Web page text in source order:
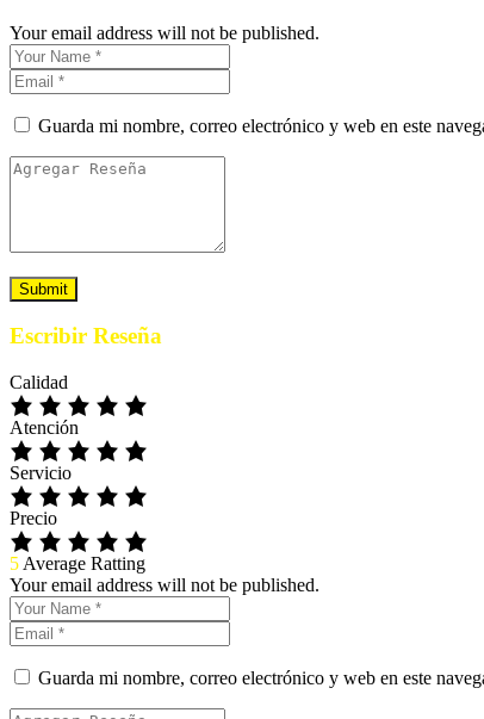
Your email address will not be published.
Guarda mi nombre, correo electrónico y web en este
Escribir Reseña
Calidad
Atención
Servicio
Precio
5 Average Ratting
Your email address will not be published.
Guarda mi nombre, correo electrónico y web en este